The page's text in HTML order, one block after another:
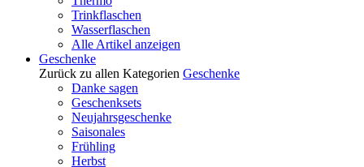
Trinkflaschen
Wasserflaschen
Alle Artikel anzeigen
Geschenke
Zurück zu allen Kategorien Geschenke
Danke sagen
Geschenksets
Neujahrsgeschenke
Saisonales
Frühling
Herbst